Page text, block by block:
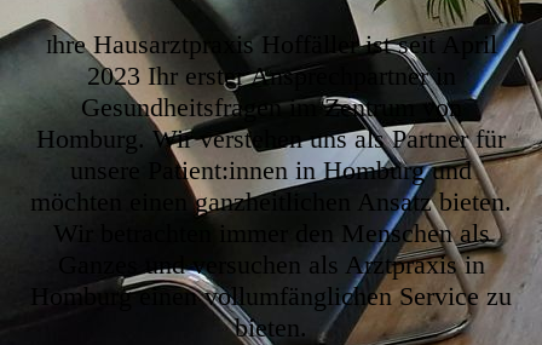
Ihre Hausarztpraxis Hoffäller ist seit April
2023 Ihr erster Ansprechpartner in
Gesundheitsfragen im Zentrum von
Homburg. Wir verstehen uns als Partner für
unsere Patient:innen in Homburg und
möchten einen ganzheitlichen Ansatz bieten.
Wir betrachten immer den Menschen als
Ganzes und versuchen als Arztpraxis in
Homburg einen vollumfänglichen Service zu
bieten.